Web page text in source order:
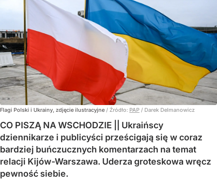
Flagi Polski i Ukrainy, zdjęcie ilustracyjne / Źródło: PAP / Darek Delmanowicz
CO PISZĄ NA WSCHODZIE || Ukraińscy
dziennikarze i publicyści prześcigają się w coraz
bardziej buńczucznych komentarzach na temat
relacji Kijów-Warszawa. Uderza groteskowa wręcz
pewność siebie.